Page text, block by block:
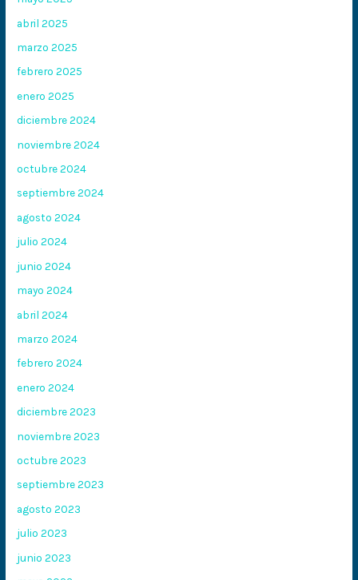
abril 2025
marzo 2025
febrero 2025
enero 2025
diciembre 2024
noviembre 2024
octubre 2024
septiembre 2024
agosto 2024
julio 2024
junio 2024
mayo 2024
abril 2024
marzo 2024
febrero 2024
enero 2024
diciembre 2023
noviembre 2023
octubre 2023
septiembre 2023
agosto 2023
julio 2023
junio 2023